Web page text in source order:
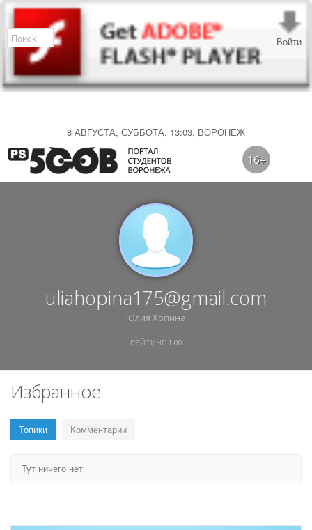
8 АВГУСТА, СУББОТА, 13:03, ВОРОНЕЖ
Войти
16+
uliahopina175@gmail.com
Юлия Хопина
РЕЙТИНГ 1.00
Избранное
Топики Комментарии
Тут ничего нет